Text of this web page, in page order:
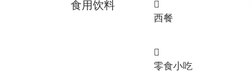
食用饮料

西餐

零食小吃